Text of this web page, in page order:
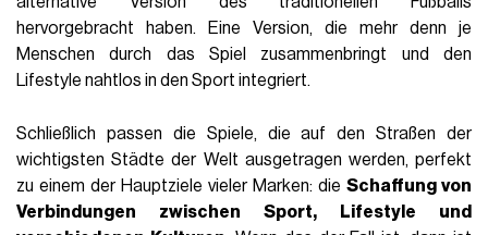
hervorgebracht haben. Eine Version, die mehr denn je
Menschen durch das Spiel zusammenbringt und den
Lifestyle nahtlos in den Sport integriert.
Schließlich passen die Spiele, die auf den Straßen der
wichtigsten Städte der Welt ausgetragen werden, perfekt
zu einem der Hauptziele vieler Marken: die Schaffung von
Verbindungen zwischen Sport, Lifestyle und